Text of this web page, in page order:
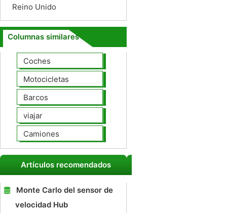
Reino Unido
Columnas similares
Coches
Motocicletas
Barcos
viajar
Camiones
Artículos recomendados
Monte Carlo del sensor de
velocidad Hub